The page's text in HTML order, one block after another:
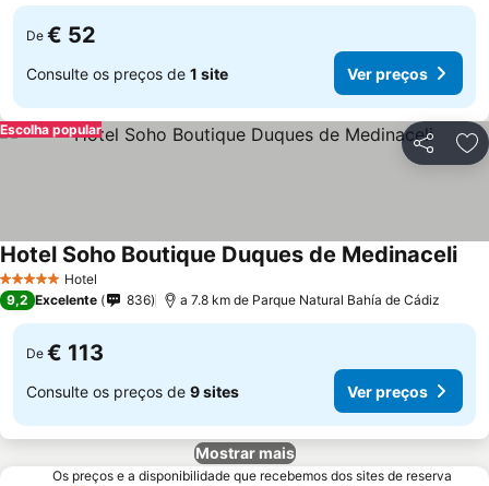
De € 52
Consulte os preços de 1 site Ver preços
Partilhar
Escolha popular
5 Estrelas Hotel
Hotel Soho Boutique Duques de Medinaceli
9,2 Excelente 836 a 7.8 km de Parque Natural Bahía de Cádiz
De € 113
Consulte os preços de 9 sites Ver preços
Mostrar mais
Os preços e a disponibilidade que recebemos dos sites de reserva